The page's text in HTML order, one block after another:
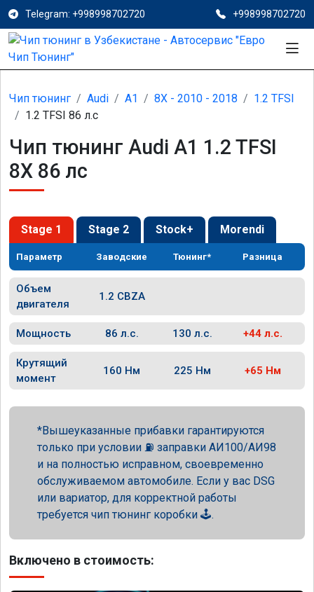
Telegram: +998998702720 +998998702720
Чип тюнинг Audi A1 8X - 2010 - 2018
1.2 TFSI
1.2 TFSI 86 л.с
Чип тюнинг Audi A1 1.2 TFSI
8X 86 лс
Stage 1 Stage 2 Stock+ Morendi
Параметр Заводские Тюнинг* Разница
Объем
двигателя
1.2 CBZA
Мощность 86 л.с. 130 л.с. +44 л.с.
Крутящий
момент
160 Нм 225 Нм +65 Нм
Вышеуказанные прибавки гарантируются
только при условии ⛽ заправки АИ100/АИ98
и на полностью исправном, своевременно
обслуживаемом автомобиле. Если у вас DSG
или вариатор, для корректной работы
требуется чип тюнинг коробки 🕹️.
Включено в стоимость: